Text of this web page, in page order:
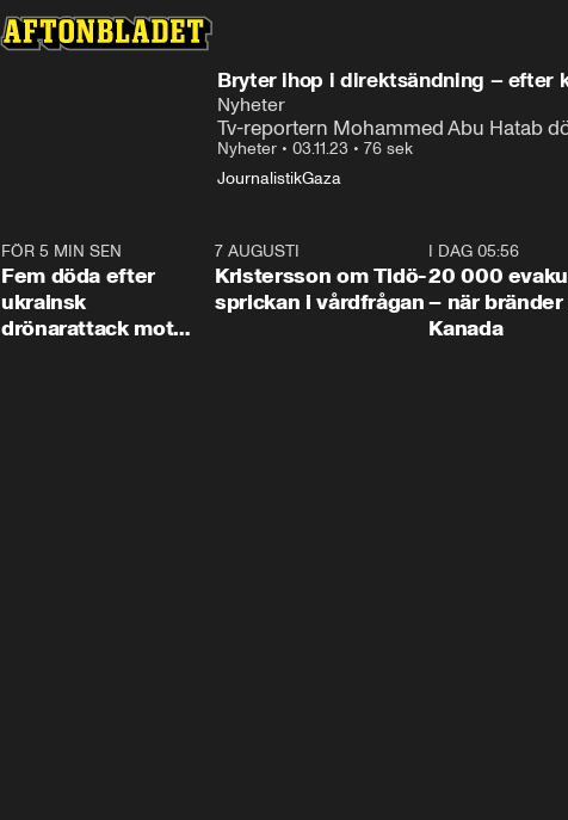
Bryter ihop i direktsändning – efter
Nyheter
Tv-reportern Mohammed Abu Hatab
Nyheter • 03.11.23 • 76 sek
JournalistikGaza
0:29
FÖR 5 MIN SEN
Fem döda efter
ukrainsk
drönarattack mot
7 AUGUSTI
Kristersson om Tidö-
sprickan i vårdfrågan
I DAG 05:56
20 000
– när
Kanada